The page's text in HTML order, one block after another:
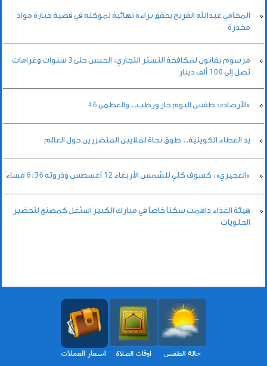
المحامي عبدالله الفريح يحقق براءة نهائية لموكله في قضية حيازة مواد
مخدرة
مرسوم بقانون لمكافحة التستر التجاري: الحبس حتى 3 سنوات وغرامات
تصل إلى 100 ألف دينار
«الأرصاد»: طقس اليوم حار ورطب.. والعظمى 46
يد العطاء الكويتية.. طوق نجاة لملايين المتضررين حول العالم
«العجيري»: كسوف كلي للشمس الأربعاء 12 أغسطس وذروته 6:36 مساءً
هيئة الغذاء داهمت سكناً خاصاً في مبارك الكبير استُغل كمصنع لتحضير
الحلويات